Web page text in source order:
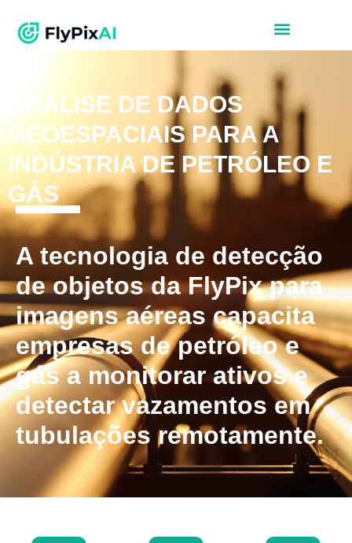
ANÁLISE DE DADOS
GEOESPACIAIS PARA A
INDÚSTRIA DE PETRÓLEO E
GÁS
A tecnologia de detecção
de objetos da FlyPix para
imagens aéreas capacita
empresas de petróleo e
gás a monitorar ativos e
detectar vazamentos em
tubulações remotamente.